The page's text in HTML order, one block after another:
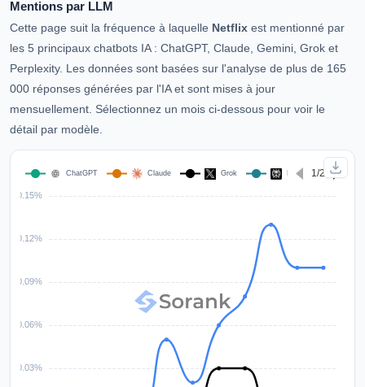
Mentions par LLM
Cette page suit la fréquence à laquelle Netflix est mentionné par
les 5 principaux chatbots IA : ChatGPT, Claude, Gemini, Grok et
Perplexity. Les données sont basées sur l'analyse de plus de 165
000 réponses générées par l'IA et sont mises à jour
mensuellement. Sélectionnez un mois ci-dessous pour voir le
détail par modèle.